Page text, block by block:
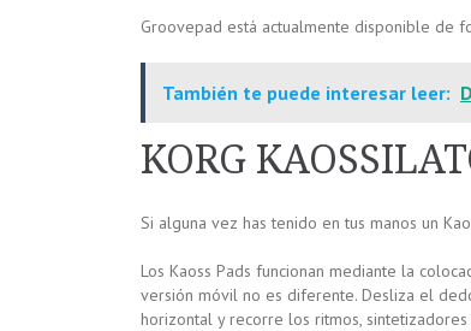
Groovepad está actualmente disponible de
También te puede interesar leer:
KORG
Si alguna vez has tenido en tus manos un
Los Kaoss Pads funcionan mediante la
versión móvil no es diferente. Desliza el
horizontal y recorre los ritmos, sintetizadores